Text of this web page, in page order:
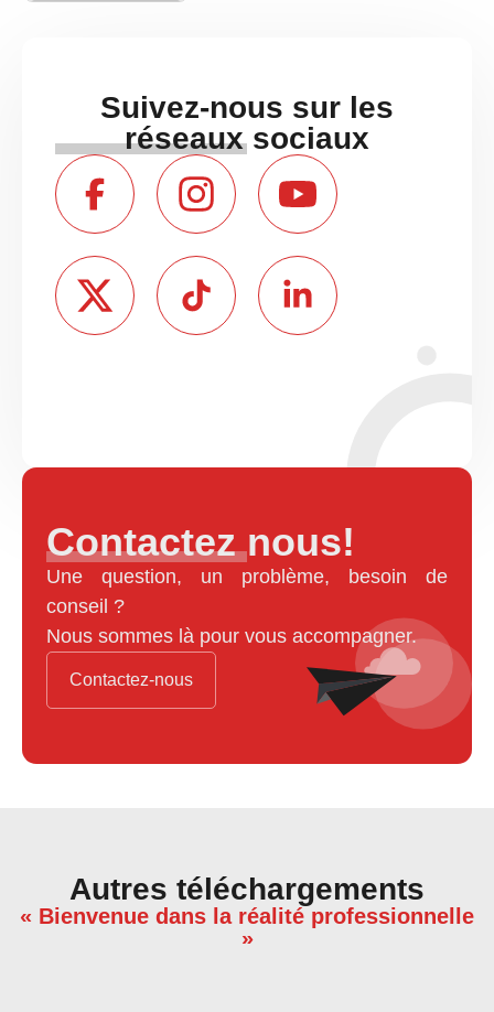
Suivez-nous sur les
réseaux sociaux
Contactez nous!
Une question, un problème, besoin de
conseil ?
Nous sommes là pour vous accompagner.
Contactez-nous
Autres téléchargements
« Bienvenue dans la réalité professionnelle
»